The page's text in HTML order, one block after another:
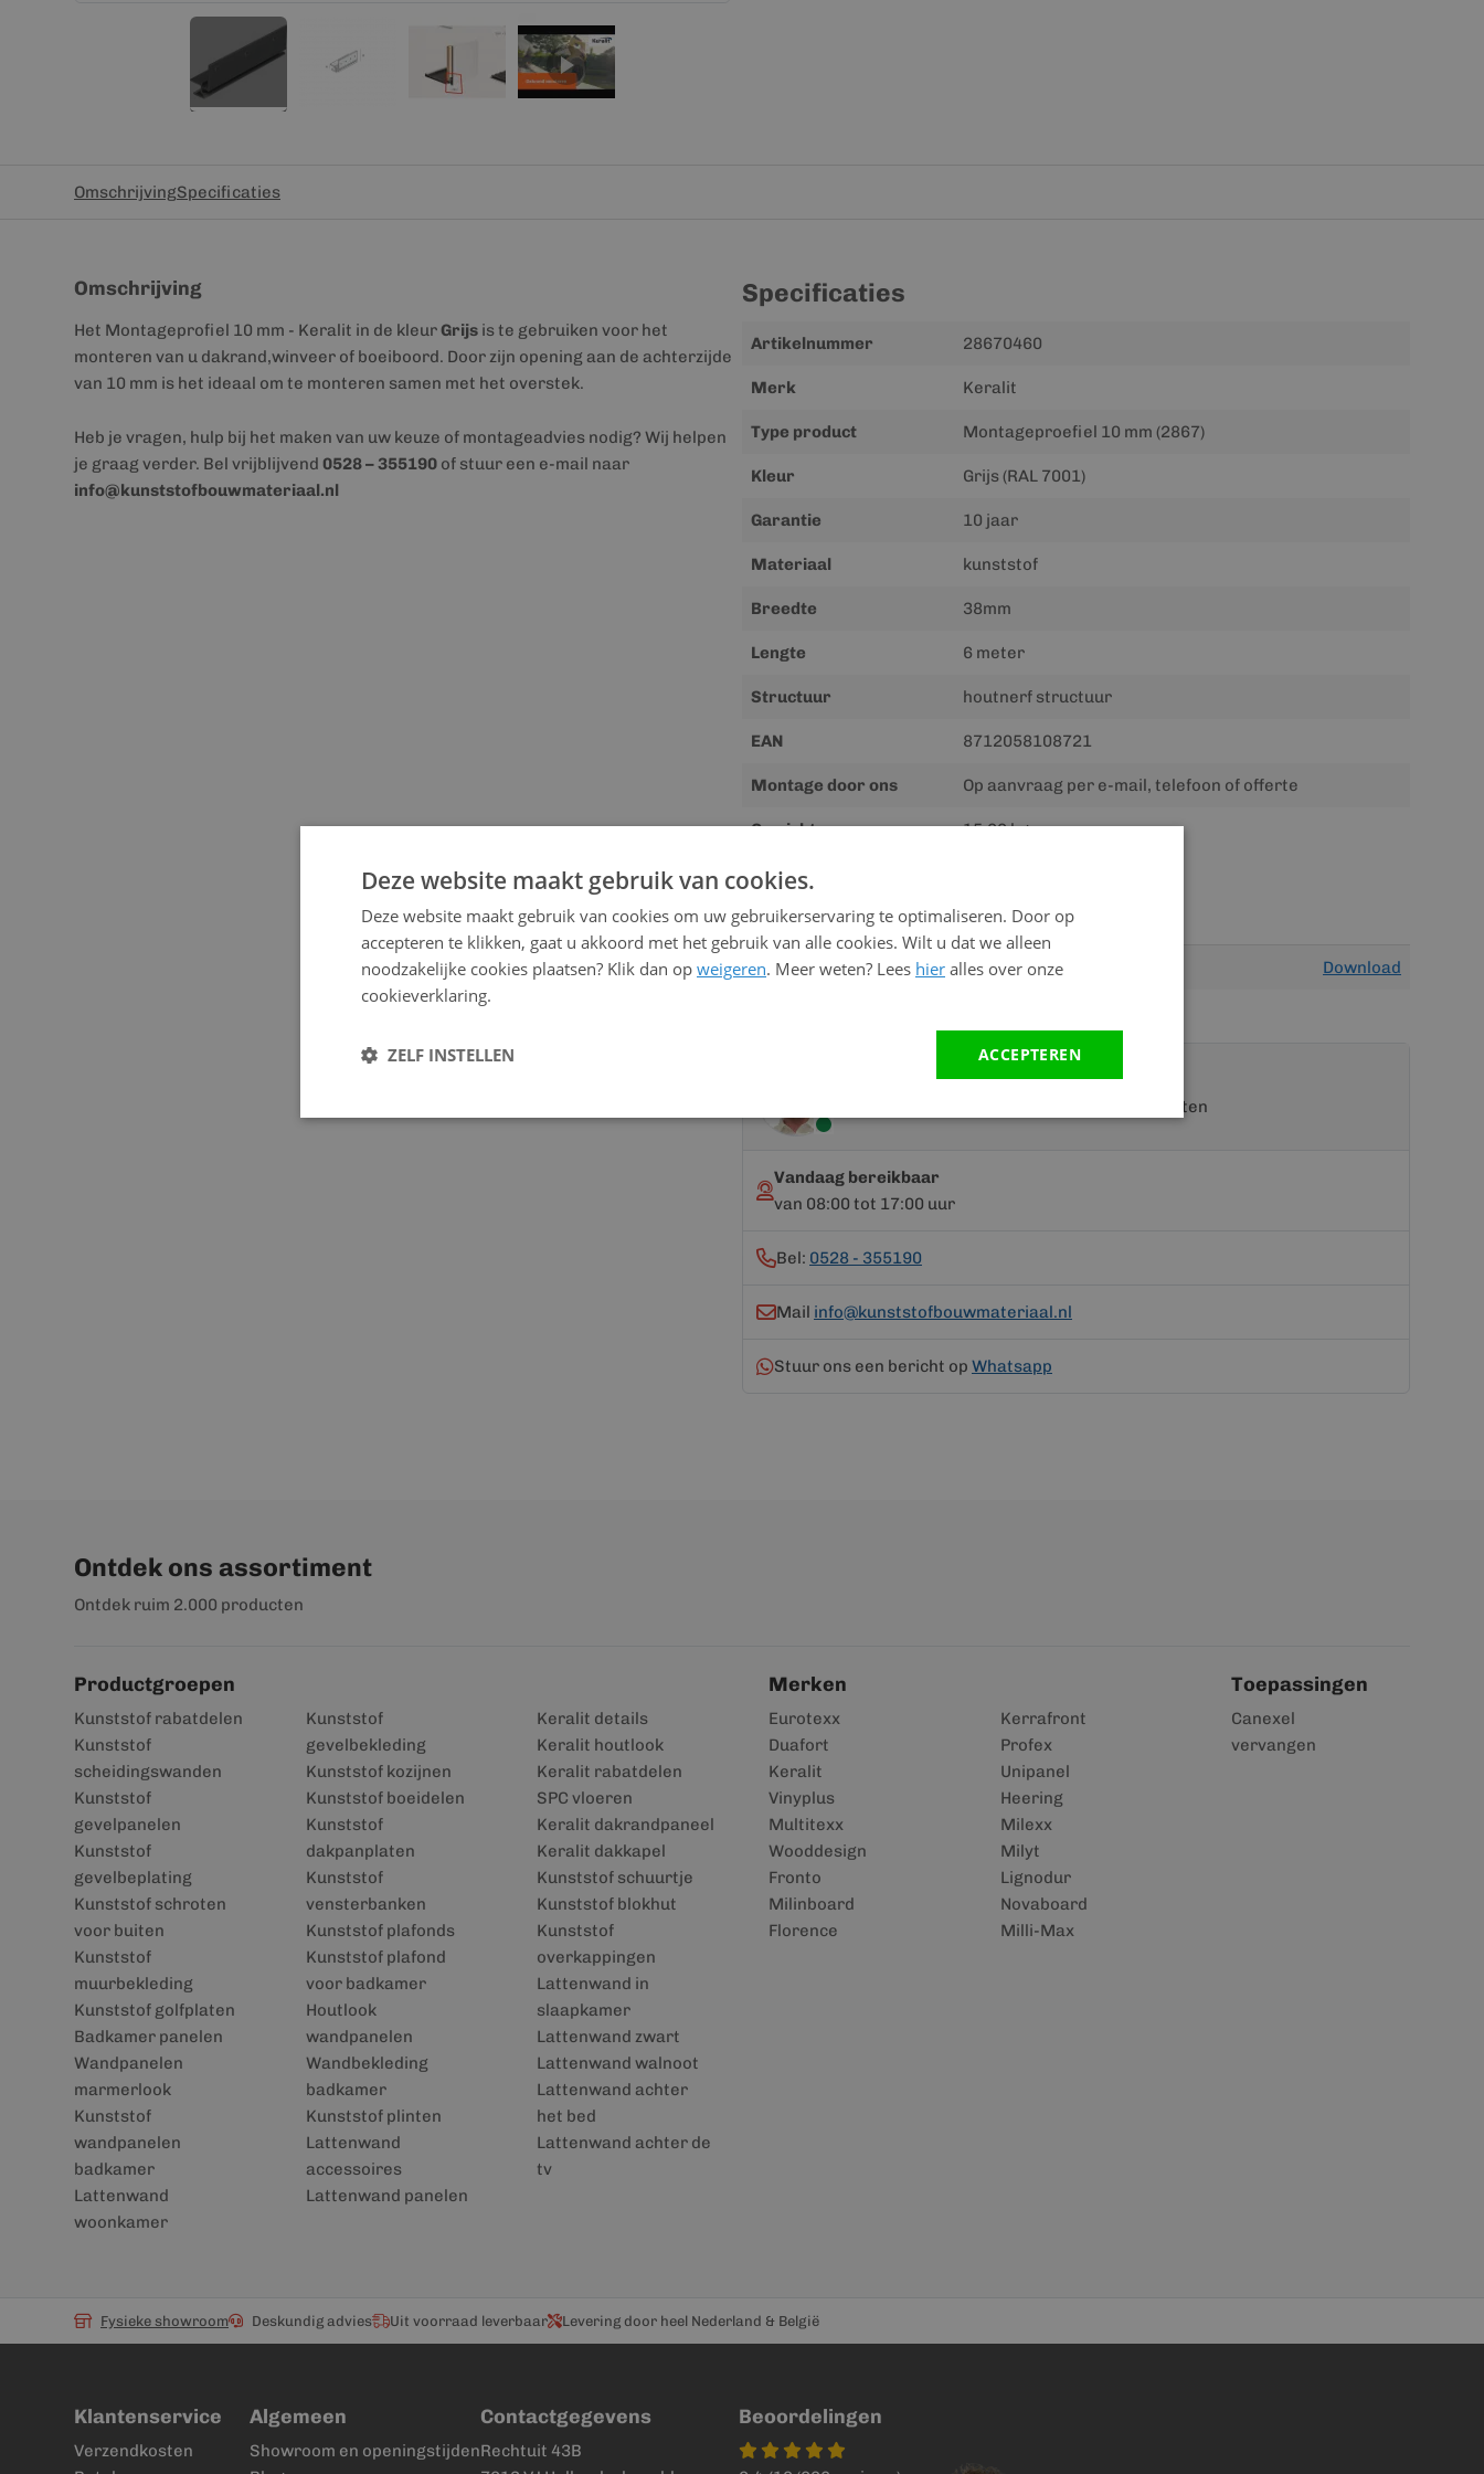
OmschrijvingSpecificaties
Omschrijving
Het Montageprofiel 10 mm - Keralit in de kleurGrijs is te gebruiken voor het
monteren van u dakrand,winveer of boeiboord. Door zijn opening aan de achterzijde
van 10 mm is het ideaal om te monteren samen met het overstek.
Heb je vragen, hulp bij het maken van uw keuze of montageadvies nodig? Wij helpen
je graag verder. Bel vrijblijvend 0528 – 355190 of stuur een e-mail naar
info@kunststofbouwmateriaal.nl
Specificaties
Meer
Artikelnummer 28670460
Merk Keralit
Type product Montageproefiel 10 mm (2867)
Kleur Grijs (RAL 7001)
Garantie 10 jaar
Materiaal kunststof
Breedte 38mm
Lengte 6 meter
Structuur houtnerf structuur
EAN 8712058108721
Montage door ons Op aanvraag per e-mail, telefoon of offerte
Gewicht 15.00 kg
Downloads
informatie
Handleiding Download
Advies nodig?
Neem contact op met een van onze specialisten
Vandaag bereikbaar
van 08:00 tot 17:00 uur
Bel: 0528 - 355190
Mail info@kunststofbouwmateriaal.nl
Stuur ons een bericht op Whatsapp
Ontdek ons assortiment
Ontdek ruim 2.000 producten
Productgroepen
Kunststof rabatdelen
Kunststof
scheidingswanden
Kunststof
gevelpanelen
Kunststof
gevelbeplating
Kunststof schroten
voor buiten
Kunststof
muurbekleding
Kunststof golfplaten
Badkamer panelen
Wandpanelen
marmerlook
Kunststof
wandpanelen
badkamer
Lattenwand
woonkamer
Kunststof
gevelbekleding
Kunststof kozijnen
Kunststof boeidelen
Kunststof
dakpanplaten
Kunststof
vensterbanken
Kunststof plafonds
Kunststof plafond
voor badkamer
Houtlook
wandpanelen
Wandbekleding
badkamer
Kunststof plinten
Lattenwand
accessoires
Lattenwand panelen
Keralit details
Keralit houtlook
Keralit rabatdelen
SPC vloeren
Keralit dakrandpaneel
Keralit dakkapel
Kunststof schuurtje
Kunststof blokhut
Kunststof
overkappingen
Lattenwand in
slaapkamer
Lattenwand zwart
Lattenwand walnoot
Lattenwand achter
het bed
Lattenwand achter de
tv
Merken
Eurotexx
Duafort
Keralit
Vinyplus
Multitexx
Wooddesign
Fronto
Milinboard
Florence
Kerrafront
Profex
Unipanel
Heering
Milexx
Milyt
Lignodur
Novaboard
Milli-Max
Toepassingen
Canexel
vervangen
Fysieke showroom Deskundig advies Uit voorraad leverbaar Levering door heel Nederland & België
Klantenservice
Verzendkosten
Algemeen
Showroom en openingstijden
Contactgegevens
Rechtuit 43B
Beoordelingen
Deze website maakt gebruik van cookies.
Deze website maakt gebruik van cookies om uw gebruikerservaring te optimaliseren. Door op
accepteren te klikken, gaat u akkoord met het gebruik van alle cookies. Wilt u dat we alleen
noodzakelijke cookies plaatsen? Klik dan op weigeren. Meer weten? Lees hier alles over onze
cookieverklaring.
ACCEPTEREN
ZELF INSTELLEN